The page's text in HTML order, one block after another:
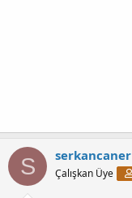
S serkancaner
Çalışkan Üye